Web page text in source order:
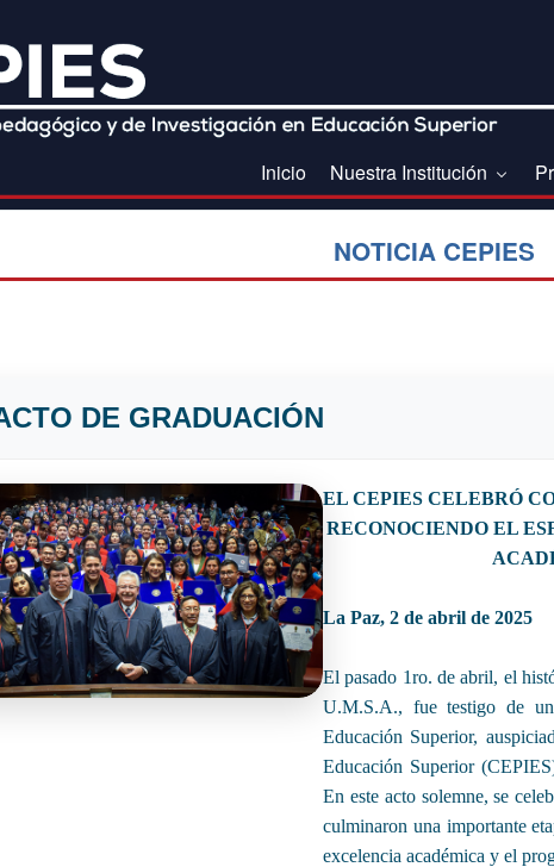
Inicio Nuestra Institución
NOTICIA CEPIES
DE GRADUACIÓN
EL CEPIES CELEBRÓ
RECONOCIENDO EL
La Paz, 2 de abril de 2025
El pasado 1ro. de abril, el
U.M.S.A., fue testigo de
Educación Superior,
Educación Superior
En este acto solemne, se
culminaron una importante
excelencia académica y el